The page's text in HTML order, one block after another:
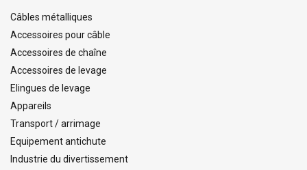
Câbles métalliques
Accessoires pour câble
Accessoires de chaîne
Accessoires de levage
Elingues de levage
Appareils
Transport / arrimage
Equipement antichute
Industrie du divertissement